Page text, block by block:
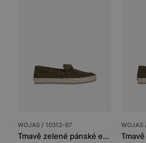
WOJAS / 10312-67
Tmavě zelené pánské espadrilky typu boat shoes
WOJAS